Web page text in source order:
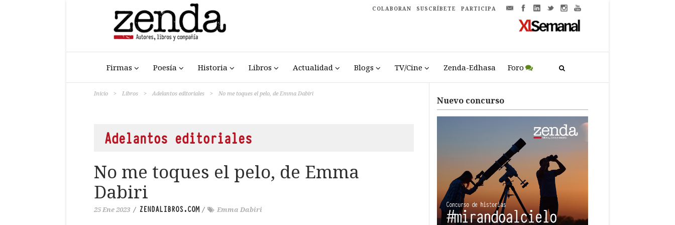
COLABORAN SUSCRÍBETE PARTICIPA
Firmas Poesía Historia Libros Actualidad Blogs TV/Cine Zenda-Edhasa Foro
Inicio > Libros > Adelantos editoriales > No me toques el pelo, de Emma Dabiri
Adelantos editoriales
No me toques el pelo, de Emma
Dabiri
25 Ene 2023 / ZENDALIBROS.COM/ Emma Dabiri
Nuevo concurso